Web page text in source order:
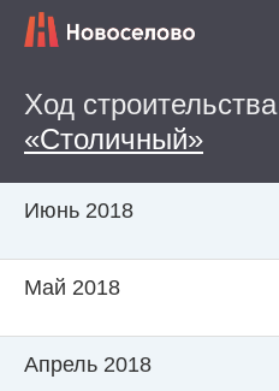
Ход строительства
«Столичный»
Июнь 2018
Май 2018
Апрель 2018